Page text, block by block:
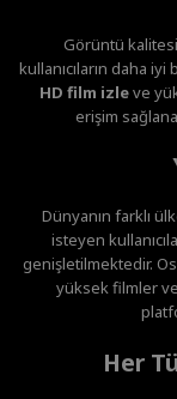
Görüntü
kullanıcıların daha
HD film izleve
erişim
Dünyanın farklı
isteyen
genişletilmektedir.
yüksek filmler
Her